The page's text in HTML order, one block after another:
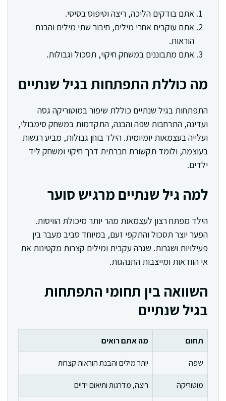
אתם בודקים הליכה, ריצה וטיפוס בסיסי.
אתם עוקבים אחרי מילים, חיבור שתי מילים והבנת
הוראות.
אתם מתבוננים במשחק חיקוי, תסכול וגבולות.
מה כוללת התפתחות בגיל שנתיים
התפתחות בגיל שנתיים כוללת שיפור במוטוריקה גסה
ועדינה, התרחבות שפה והבנה, התקדמות במשחק סימבולי,
ועלייה בעצמאות יומיומית. הילד בוחן גבולות, מביע רגשות
בעוצמה, ולומד תקשורת חברתית דרך חיקוי ומשחק ליד
ילדים.
למה גיל שנתיים מרגיש סוער
הילד מפתח רצון לעצמאות מהר יותר מיכולת הוויסות.
הפער יוצר תסכול והתקפי זעם, במיוחד סביב מעבר בין
פעילויות ושגרות. שגרה עקבית ומילים קצרות מקטינות את
אי הוודאות ומייצבות התנהגות.
השוואה בין תחומי התפתחות
בגיל שנתיים
תחום
מה אתם רואים
שפה
יותר מילים והבנת הוראות קצרות
מוטוריקה
ריצה, מדרגות ותיאום ידיים